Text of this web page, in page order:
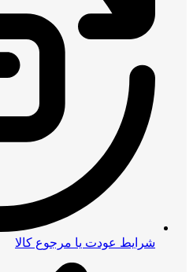
شرایط عودت یا مرجوع کالا